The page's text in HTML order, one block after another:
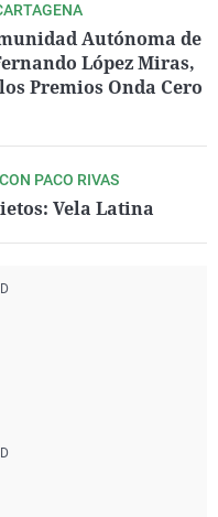
Autónoma de
López Miras,
Premios Onda Cero
PACO RIVAS
Vela Latina